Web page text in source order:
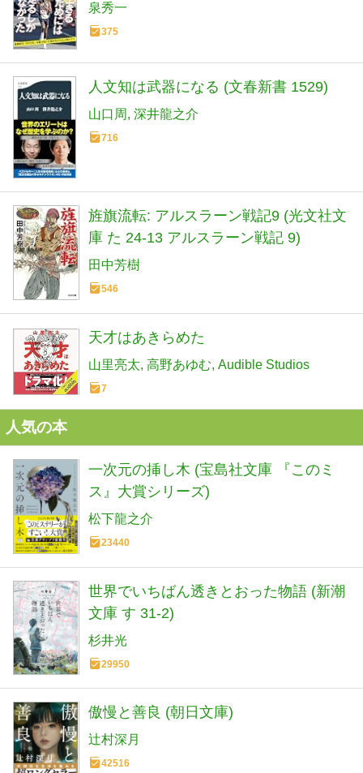
泉秀一
375
人文知は武器になる (文春新書 1529)
山口周 深井龍之介
716
旌旗流転: アルスラーン戦記9 (光文社文
庫 た 24-13 アルスラーン戦記 9)
田中芳樹
546
天才はあきらめた
山里亮太 高野あゆむ Audible Studios
7
人気の本
一次元の挿し木 (宝島社文庫 『このミ
ス』大賞シリーズ)
松下龍之介
23440
世界でいちばん透きとおった物語 (新潮
文庫 す 31-2)
杉井光
29950
傲慢と善良 (朝日文庫)
辻村深月
42516